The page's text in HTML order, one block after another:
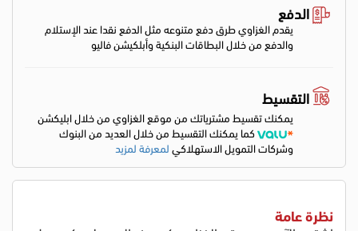
الدفع
يقدم الغزاوي طرق دفع متنوعه مثل الدفع نقدا عند الإستلام
والدفع من خلال البطاقات البنكية وأبلكيشن فاليو
التقسيط
يمكنك تقسيط مشترياتك من موقع الغزاوي من خلال ابليكشن
كما يمكنك التقسيط من خلال العديد من البنوك
وشركات التمويل الاستهلاكيلمعرفة لمزيد
نظرة عامة